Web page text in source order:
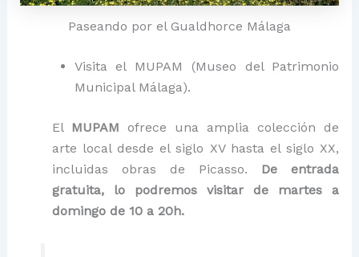
Paseando por el Gualdhorce Málaga
Visita el MUPAM (Museo del Patrimonio
Municipal Málaga).
El MUPAM ofrece una amplia colección de
arte local desde el siglo XV hasta el siglo XX,
incluidas obras de Picasso. De entrada
gratuita, lo podremos visitar de martes a
domingo de 10 a 20h.